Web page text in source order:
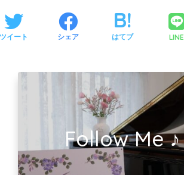
ツイート シェア はてブ LINE
Follow Me ♪